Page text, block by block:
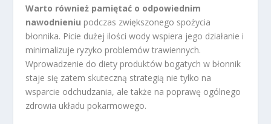
Warto również pamiętać o odpowiednim
nawodnieniu podczas zwiększonego spożycia
błonnika. Picie dużej ilości wody wspiera jego działanie i
minimalizuje ryzyko problemów trawiennych.
Wprowadzenie do diety produktów bogatych w błonnik
staje się zatem skuteczną strategią nie tylko na
wsparcie odchudzania, ale także na poprawę ogólnego
zdrowia układu pokarmowego.